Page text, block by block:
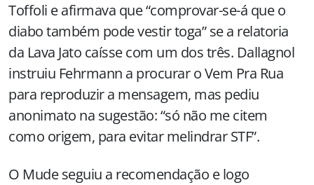
Toffoli e afirmava que “comprovar-se-á que o
diabo também pode vestir toga” se a relatoria
da Lava Jato caísse com um dos três. Dallagnol
instruiu Fehrmann a procurar o Vem Pra Rua
para reproduzir a mensagem, mas pediu
anonimato na sugestão: “só não me citem
como origem, para evitar melindrar STF”.
O Mude seguiu a recomendação e logo